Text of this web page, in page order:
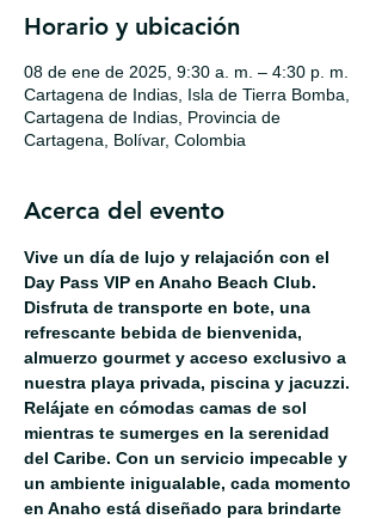
Horario y ubicación
08 de ene de 2025, 9:30 a. m. – 4:30 p. m.
Cartagena de Indias, Isla de Tierra Bomba,
Cartagena de Indias, Provincia de
Cartagena, Bolívar, Colombia
Acerca del evento
Vive un día de lujo y relajación con el
Day Pass VIP en Anaho Beach Club.
Disfruta de transporte en bote, una
refrescante bebida de bienvenida,
almuerzo gourmet y acceso exclusivo a
nuestra playa privada, piscina y jacuzzi.
Relájate en cómodas camas de sol
mientras te sumerges en la serenidad
del Caribe. Con un servicio impecable y
un ambiente inigualable, cada momento
en Anaho está diseñado para brindarte